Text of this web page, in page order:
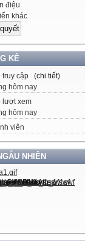
điệu
khác
KÊ
truy cập (chi tiết)
hôm nay
lượt xem
hôm nay
viên
NHIÊN